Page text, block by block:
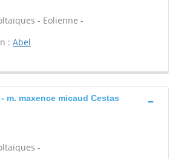
- Eolienne -
: Abel
m. maxence micaud Cestas
-